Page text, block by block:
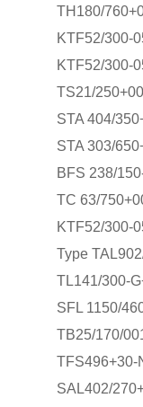
TH180/
KTF52/300-
KTF52/300-
TS21/
STA 404/
STA 303/
BFS 238/
TC 63/
KTF52/300-
Type
TL141/300-
SFL 1150/
TB25/170/
TFS496+30-
SAL402/